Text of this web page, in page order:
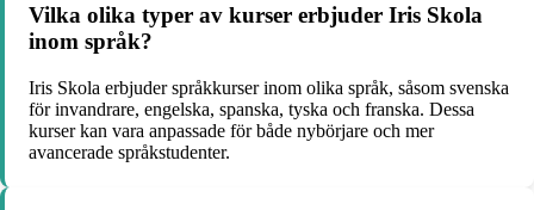
Vilka olika typer av kurser erbjuder Iris Skola
inom språk?
Iris Skola erbjuder språkkurser inom olika språk, såsom svenska
för invandrare, engelska, spanska, tyska och franska. Dessa
kurser kan vara anpassade för både nybörjare och mer
avancerade språkstudenter.